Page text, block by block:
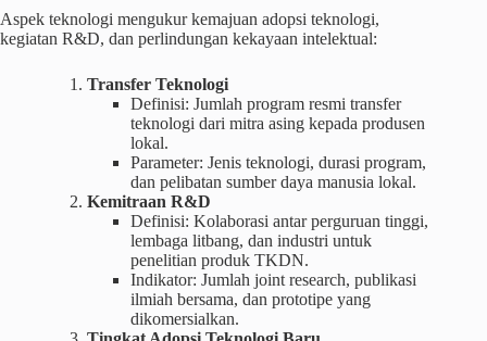
Aspek teknologi mengukur kemajuan adopsi teknologi,
kegiatan R&D, dan perlindungan kekayaan intelektual:
Transfer Teknologi
Definisi: Jumlah program resmi transfer
teknologi dari mitra asing kepada produsen
lokal.
Parameter: Jenis teknologi, durasi program,
dan pelibatan sumber daya manusia lokal.
Kemitraan R&D
Definisi: Kolaborasi antar perguruan tinggi,
lembaga litbang, dan industri untuk
penelitian produk TKDN.
Indikator: Jumlah joint research, publikasi
ilmiah bersama, dan prototipe yang
dikomersialkan.